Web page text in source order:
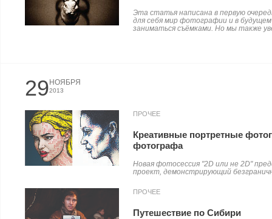
Эта статья написана в первую
для себя мир фотографии и в
заниматься съёмками. Но мы также
29 НОЯБРЯ
2013
ПРОЧЕЕ
Креативные портретные
фотографа
Новая фотосессия "2D или не 2D"
проект, демонстрирующий
ПРОЧЕЕ
Путешествие по Сибири